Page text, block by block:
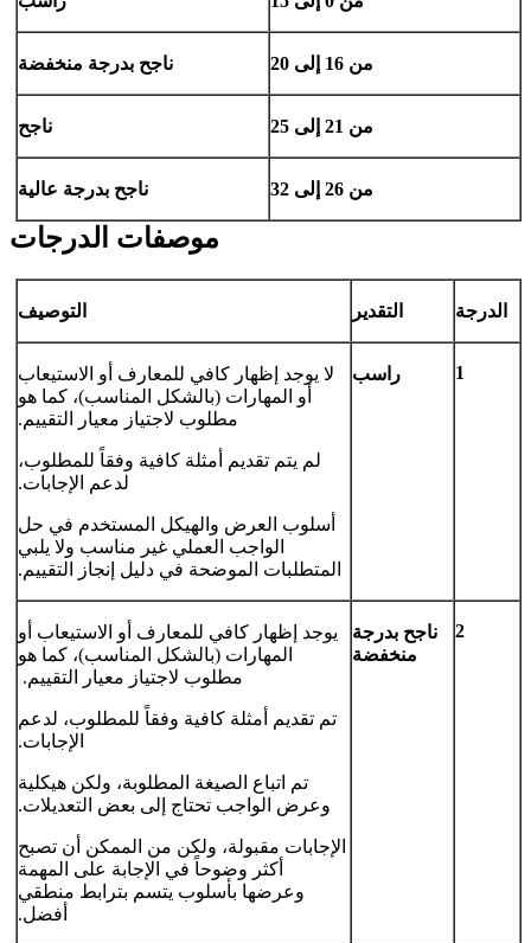
من 16 إلى 20 ناجح بدرجة منخفضة
من 21 إلى 25 ناجح
من 26 إلى 32 ناجح بدرجة عالية
موصفات الدرجات
الدرجة التقدير التوصيف
1 راسب
لا يوجد إظهار كافي للمعارف أو الاستيعاب
أو المهارات (بالشكل المناسب)، كما هو
مطلوب لاجتياز معيار التقييم.
لم يتم تقديم أمثلة كافية وفقاً للمطلوب،
لدعم الإجابات.
أسلوب العرض والهيكل المستخدم في حل
الواجب العملي غير مناسب ولا يلبي
المتطلبات الموضحة في دليل إنجاز التقييم.
2
ناجح بدرجة
منخفضة
يوجد إظهار كافي للمعارف أو الاستيعاب أو
المهارات (بالشكل المناسب)، كما هو
مطلوب لاجتياز معيار التقييم.
تم تقديم أمثلة كافية وفقاً للمطلوب، لدعم
الإجابات.
تم اتباع الصيغة المطلوبة، ولكن هيكلية
وعرض الواجب تحتاج إلى بعض التعديلات.
الإجابات مقبولة، ولكن من الممكن أن تصبح
أكثر وضوحاً في الإجابة على المهمة
وعرضها بأسلوب يتسم بترابط منطقي
أفضل.